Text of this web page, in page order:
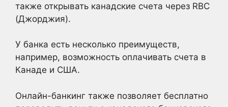
также открывать канадские счета через RBC
(Джорджия).
У банка есть несколько преимуществ,
например, возможность оплачивать счета в
Канаде и США.
Онлайн-банкинг также позволяет бесплатно